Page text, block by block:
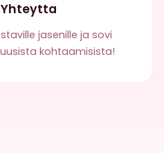
Yhteytta
jasenille ja sovi
kohtaamisista!